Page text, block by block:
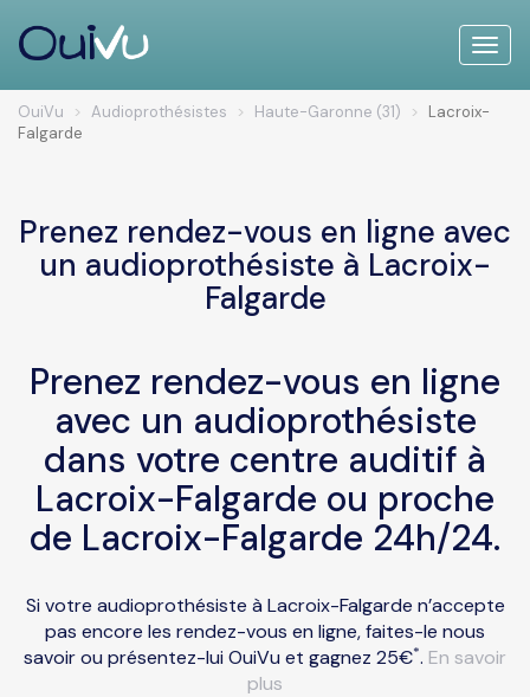
Toggle
OuiVu Audioprothésistes Haute-Garonne (31)
Lacroix-
Falgarde
Prenez rendez-vous en ligne avec
un audioprothésiste à Lacroix-
Falgarde
Prenez rendez-vous en ligne
avec un audioprothésiste
dans votre centre auditif à
Lacroix-Falgarde ou proche
de Lacroix-Falgarde 24h/24.
Si votre audioprothésiste à Lacroix-Falgarde n’accepte
pas encore les rendez-vous en ligne, faites-le nous
savoir ou présentez-lui OuiVu et gagnez 25€*. En savoir
plus